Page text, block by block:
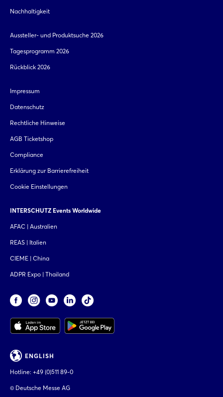
Nachhaltigkeit
Aussteller- und Produktsuche 2026
Tagesprogramm 2026
Rückblick 2026
Impressum
Datenschutz
Rechtliche Hinweise
AGB Ticketshop
Compliance
Erklärung zur Barrierefreiheit
Cookie Einstellungen
INTERSCHUTZ Events Worldwide
AFAC | Australien
REAS | Italien
CIEME | China
ADPR Expo | Thailand
ENGLISH
Hotline: +49 (0)511 89-0
© Deutsche Messe AG